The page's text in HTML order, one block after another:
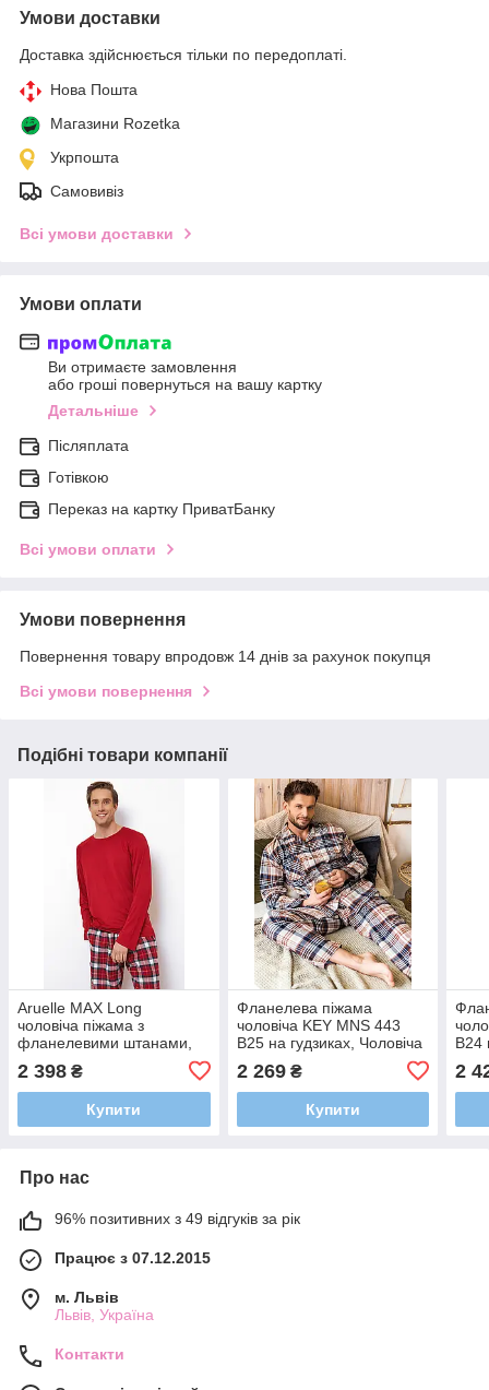
Умови доставки
Доставка здійснюється тільки по передоплаті.
Нова Пошта
Магазини Rozetka
Укрпошта
Самовивіз
Всі умови доставки
Умови оплати
Ви отримаєте замовлення
або гроші повернуться на вашу картку
Детальніше
Післяплата
Готівкою
Переказ на картку ПриватБанку
Всі умови оплати
Умови повернення
Повернення товару впродовж 14 днів за рахунок покупця
Всі умови повернення
Подібні товари компанії
Aruelle MAX Long
чоловіча піжама з
фланелевими штанами,
чоловічий костюм
2 398 ₴
Купити
Фланелева піжама
чоловіча KEY MNS 443
B25 на гудзиках, Чоловіча
штани і сорочка
2 269₴
Купити
B24
2
Про нас
96% позитивних з 49 відгуків за рік
Працює з 07.12.2015
м. Львів
Львів, Україна
Контакти